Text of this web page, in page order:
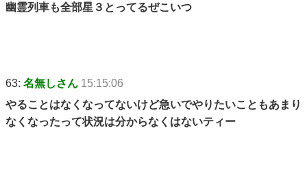
幽霊列車も全部星３とってるぜこいつ
63: 名無しさん 15:15:06
やることはなくなってないけど急いでやりたいこともあまり
なくなったって状況は分からなくはないティー